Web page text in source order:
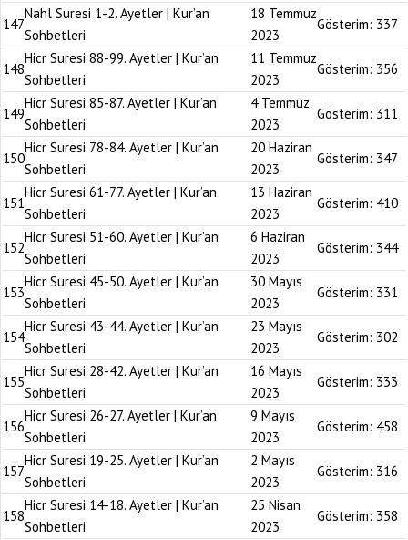
147
Nahl Suresi 1-2. Ayetler | Kur’an
Sohbetleri
18 Temmuz
2023
Gösterim: 337
148
Hicr Suresi 88-99. Ayetler | Kur’an
Sohbetleri
11 Temmuz
2023
Gösterim: 356
149
Hicr Suresi 85-87. Ayetler | Kur’an
Sohbetleri
4 Temmuz
2023
Gösterim: 311
150
Hicr Suresi 78-84. Ayetler | Kur’an
Sohbetleri
20 Haziran
2023
Gösterim: 347
151
Hicr Suresi 61-77. Ayetler | Kur’an
Sohbetleri
13 Haziran
2023
Gösterim: 410
152
Hicr Suresi 51-60. Ayetler | Kur’an
Sohbetleri
6 Haziran
2023
Gösterim: 344
153
Hicr Suresi 45-50. Ayetler | Kur’an
Sohbetleri
30 Mayıs
2023
Gösterim: 331
154
Hicr Suresi 43-44. Ayetler | Kur’an
Sohbetleri
23 Mayıs
2023
Gösterim: 302
155
Hicr Suresi 28-42. Ayetler | Kur’an
Sohbetleri
16 Mayıs
2023
Gösterim: 333
156
Hicr Suresi 26-27. Ayetler | Kur’an
Sohbetleri
9 Mayıs
2023
Gösterim: 458
157
Hicr Suresi 19-25. Ayetler | Kur’an
Sohbetleri
2 Mayıs
2023
Gösterim: 316
158
Hicr Suresi 14-18. Ayetler | Kur’an
Sohbetleri
25 Nisan
2023
Gösterim: 358